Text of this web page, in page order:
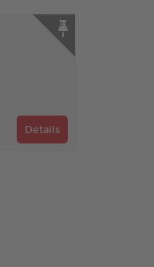
Details